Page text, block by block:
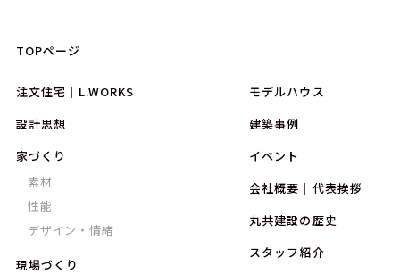
TOPページ
注文住宅｜L.WORKS
設計思想
家づくり
素材
性能
デザイン・情緒
現場づくり
モデルハウス
建築事例
イベント
会社概要｜代表挨拶
丸共建設の歴史
スタッフ紹介